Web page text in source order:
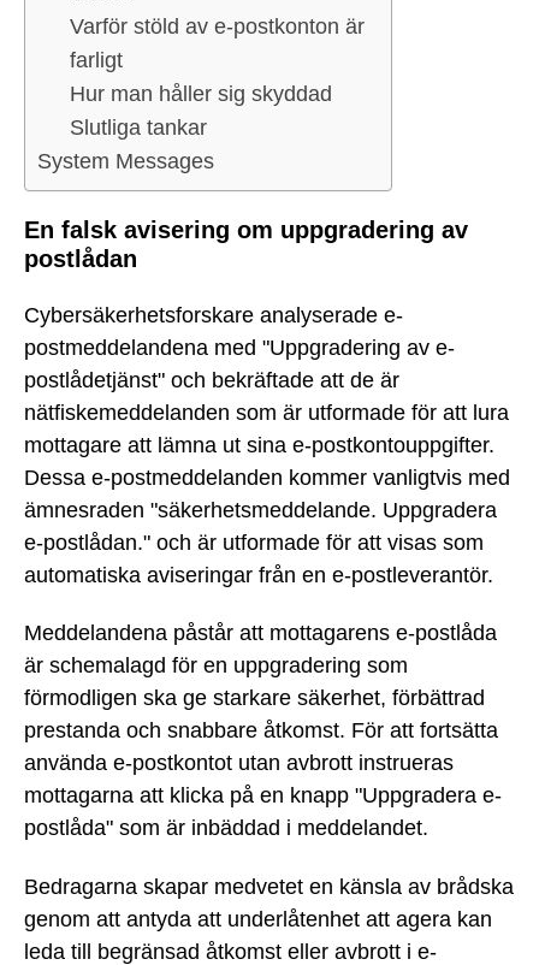
Varför stöld av e-postkonton är
farligt
Hur man håller sig skyddad
Slutliga tankar
System Messages
En falsk avisering om uppgradering av
postlådan
Cybersäkerhetsforskare analyserade e-
postmeddelandena med "Uppgradering av e-
postlådetjänst" och bekräftade att de är
nätfiskemeddelanden som är utformade för att lura
mottagare att lämna ut sina e-postkontouppgifter.
Dessa e-postmeddelanden kommer vanligtvis med
ämnesraden "säkerhetsmeddelande. Uppgradera
e-postlådan." och är utformade för att visas som
automatiska aviseringar från en e-postleverantör.
Meddelandena påstår att mottagarens e-postlåda
är schemalagd för en uppgradering som
förmodligen ska ge starkare säkerhet, förbättrad
prestanda och snabbare åtkomst. För att fortsätta
använda e-postkontot utan avbrott instrueras
mottagarna att klicka på en knapp "Uppgradera e-
postlåda" som är inbäddad i meddelandet.
Bedragarna skapar medvetet en känsla av brådska
genom att antyda att underlåtenhet att agera kan
leda till begränsad åtkomst eller avbrott i e-